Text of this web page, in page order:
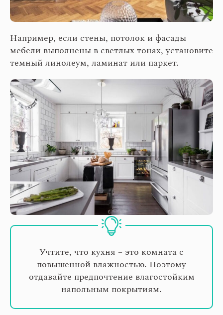
Например, если стены, потолок и фасады
мебели выполнены в светлых тонах, установите
темный линолеум, ламинат или паркет.
Учтите, что кухня – это комната с
повышенной влажностью. Поэтому
отдавайте предпочтение влагостойким
напольным покрытиям.